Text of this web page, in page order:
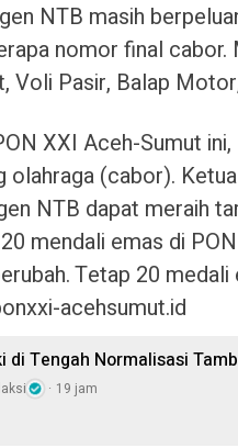
NTB masih
nomor final cabor.
Voli Pasir, Balap
XXI Aceh-Sumut
olahraga (cabor).
NTB dapat meraih
mendali emas di
Tetap 20
acehsumut.id
di Tengah Normalisasi
19 jam